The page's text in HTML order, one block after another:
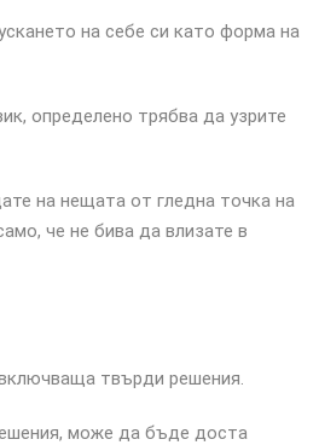
на себе си като форма на
определено трябва да узрите
на нещата от гледна точка на
че не бива да влизате в
твърди решения.
може да бъде доста